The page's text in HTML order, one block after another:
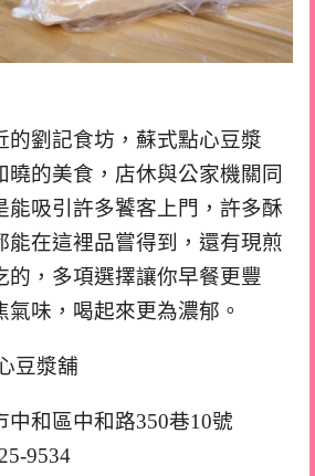
的劉記食坊，蘇式點心豆漿
曉的美食，店休與公家機關同
能吸引許多饕客上門，許多酥
能在這裡品嘗得到，還有現煎
的，多項選擇讓你早餐更豐
氣味，喝起來更為濃郁。
豆漿舖
中和區中和路350巷10號
9534